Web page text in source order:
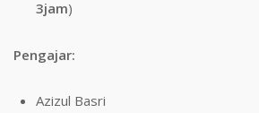
3jam)
Pengajar:
Azizul Basri